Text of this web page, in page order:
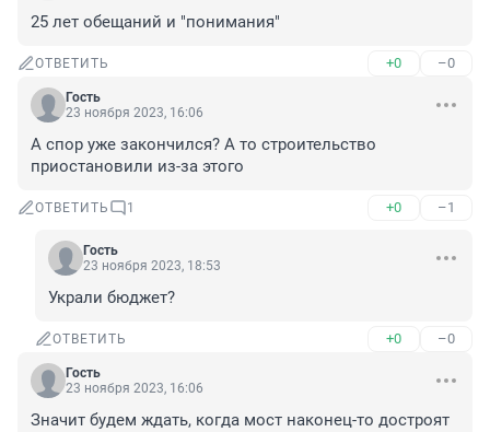
25 лет обещаний и "понимания"
ОТВЕТИТЬ +0 –0
Гость
23 ноября 2023, 16:06
А спор уже закончился? А то строительство
приостановили из-за этого
ОТВЕТИТЬ 1 +0 –1
Гость
23 ноября 2023, 18:53
Украли бюджет?
ОТВЕТИТЬ +0 –0
Гость
23 ноября 2023, 16:06
Значит будем ждать, когда мост наконец-то достроят